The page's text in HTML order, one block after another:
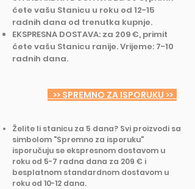
ćete vašu Stanicu u roku od 12-15
radnih dana od trenutka kupnje.
EKSPRESNA DOSTAVA: za 209 €, primit
ćete vašu Stanicu ranije. Vrijeme: 7-10
radnih dana.
>> SPREMNO ZA ISPORUKU >>
Želite li stanicu za 5 dana? Svi proizvodi sa
simbolom "Spremno za isporuku"
isporučuju se ekspresnom dostavom u
roku od 5-7 radna dana za 209 € i
besplatnom standardnom dostavom u
roku od 10-12 dana.